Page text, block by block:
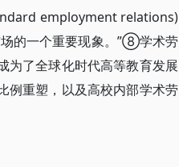
employment relations)
的一个重要现象。”⑧学术劳
为了全球化时代高等教育发展
例重塑，以及高校内部学术劳